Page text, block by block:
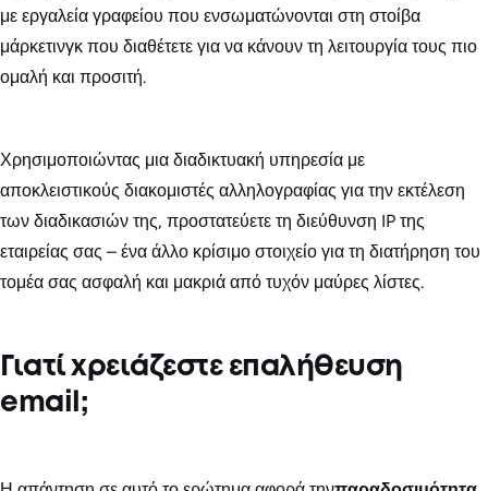
με εργαλεία γραφείου που ενσωματώνονται στη στοίβα
μάρκετινγκ που διαθέτετε για να κάνουν τη λειτουργία τους πιο
ομαλή και προσιτή.
Χρησιμοποιώντας μια διαδικτυακή υπηρεσία με
αποκλειστικούς διακομιστές αλληλογραφίας για την εκτέλεση
των διαδικασιών της, προστατεύετε τη διεύθυνση IP της
εταιρείας σας – ένα άλλο κρίσιμο στοιχείο για τη διατήρηση του
τομέα σας ασφαλή και μακριά από τυχόν μαύρες λίστες.
Γιατί χρειάζεστε επαλήθευση
email;